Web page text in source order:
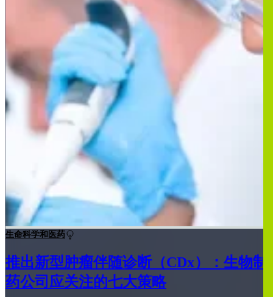
生命科学和医药
推出新型肿瘤伴随诊断（CDx）：生物制
药公司应关注的七大策略